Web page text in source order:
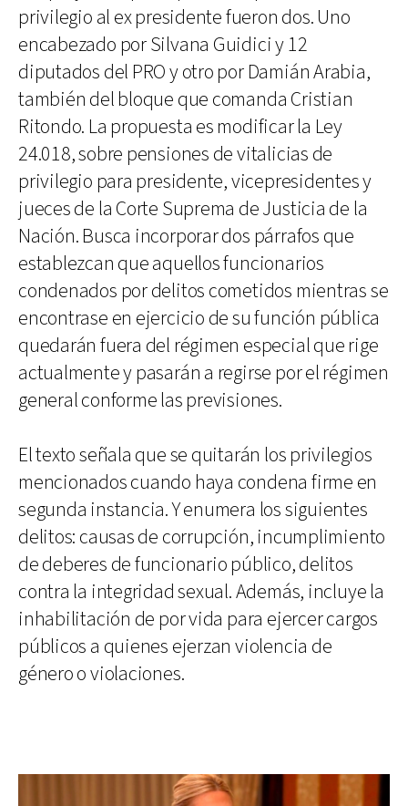
privilegio al ex presidente fueron dos. Uno
encabezado por Silvana Guidici y 12
diputados del PRO y otro por Damián Arabia,
también del bloque que comanda Cristian
Ritondo. La propuesta es modificar la Ley
24.018, sobre pensiones de vitalicias de
privilegio para presidente, vicepresidentes y
jueces de la Corte Suprema de Justicia de la
Nación. Busca incorporar dos párrafos que
establezcan que aquellos funcionarios
condenados por delitos cometidos mientras se
encontrase en ejercicio de su función pública
quedarán fuera del régimen especial que rige
actualmente y pasarán a regirse por el régimen
general conforme las previsiones.
El texto señala que se quitarán los privilegios
mencionados cuando haya condena firme en
segunda instancia. Y enumera los siguientes
delitos: causas de corrupción, incumplimiento
de deberes de funcionario público, delitos
contra la integridad sexual. Además, incluye la
inhabilitación de por vida para ejercer cargos
públicos a quienes ejerzan violencia de
género o violaciones.